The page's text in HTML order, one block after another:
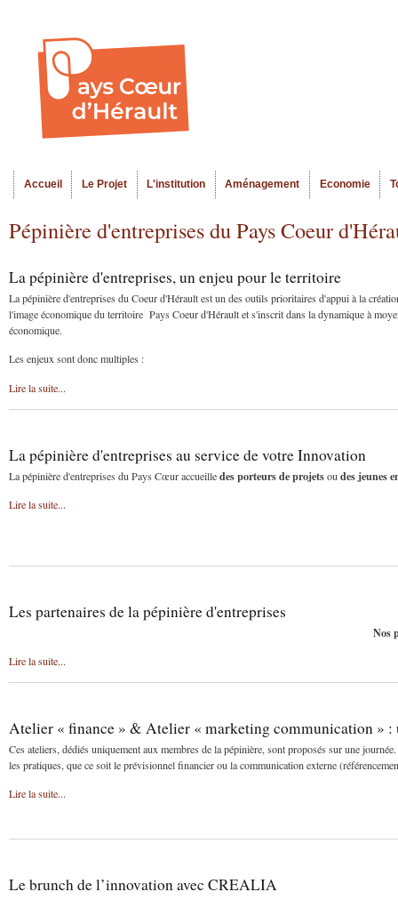
Menu principal
Accueil Le Projet L'institution Aménagement Economie
Pépinière d'entreprises du Pays Coeur
La pépinière d'entreprises, un enjeu pour le territoire
La pépinière d'entreprises du Coeur d'Hérault est un des outils prioritaires d'appui à la
l'image économique du territoire Pays Coeur d'Hérault et s'inscrit dans la dynamique à
économique.
Les enjeux sont donc multiples :
Lire la suite...
La pépinière d'entreprises au service de votre Innovation
La pépinière d'entreprises du Pays Cœur accueilledes porteurs de projetsoudes jeunes
Lire la suite...
Les partenaires de la pépinière d'entreprises
Nos
Lire la suite...
Atelier « finance » & Atelier « marketing communication » :
Ces ateliers, dédiés uniquement aux membres de la pépinière, sont proposés sur une
les pratiques, que ce soit le prévisionnel financier ou la communication externe
Lire la suite...
Le brunch de l’innovation avec CREALIA